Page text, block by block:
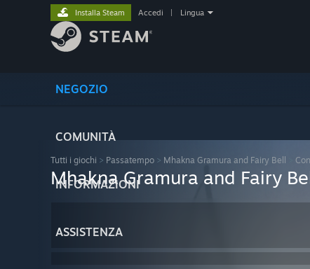
NEGOZIO
COMUNITÀ
INFORMAZIONI
ASSISTENZA
Installa Steam Accedi Lingua
Tutti i giochi > Passatempo > Mhakna Gramura and Fairy Bell
Mhakna Gramura and Fairy